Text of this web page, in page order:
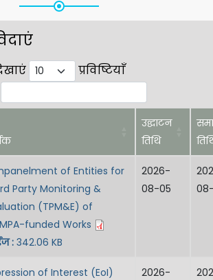
प्रविष्टियाँ
उद्घाटन
तिथि
of Entities for
Party Monitoring &
(TPM&E) of
funded Works
:342.06 KB
2026-
08-05
of Interest (EoI)
2026-